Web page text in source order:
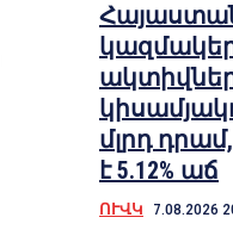
մլրդ
է 5.12% աճ
ՈՒՎԿ 7.08.2026